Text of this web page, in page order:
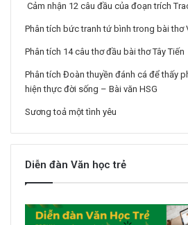
Cảm nhận 12 câu đầu của đoạn trích
Phân tích bức tranh tứ bình trong bài thơ
Phân tích 14 câu thơ đầu bài thơ Tây Tiến
Phân tích Đoàn thuyền đánh cá để thấy
hiện thực đời sống – Bài văn HSG
Sương toả một tình yêu
Diễn đàn Văn học trẻ